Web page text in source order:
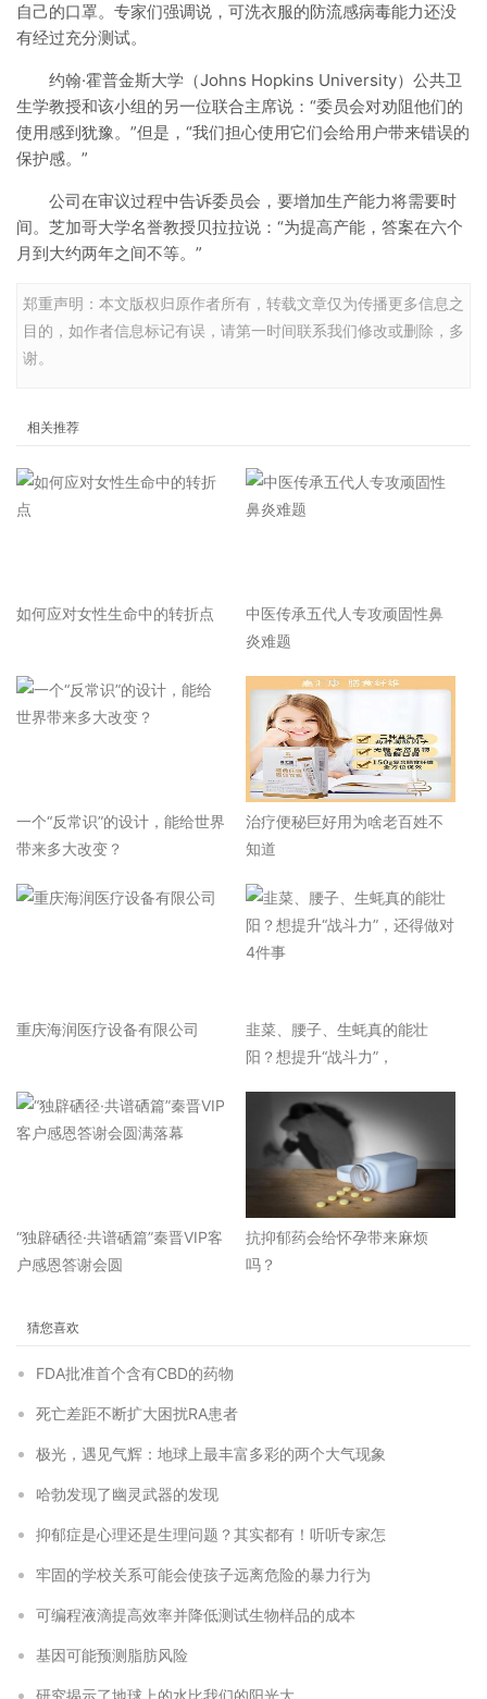
自己的口罩。专家们强调说，可洗衣服的防流感病毒能力还没
有经过充分测试。
约翰·霍普金斯大学（Johns Hopkins University）公共卫
生学教授和该小组的另一位联合主席说：“委员会对劝阻他们的
使用感到犹豫。”但是，“我们担心使用它们会给用户带来错误的
保护感。”
公司在审议过程中告诉委员会，要增加生产能力将需要时
间。芝加哥大学名誉教授贝拉拉说：“为提高产能，答案在六个
月到大约两年之间不等。”
郑重声明：本文版权归原作者所有，转载文章仅为传播更多信息之
目的，如作者信息标记有误，请第一时间联系我们修改或删除，多
谢。
相关推荐
如何应对女性生命中的转折点
中医传承五代人专攻顽固性鼻
炎难题
一个“反常识”的设计，能给世界
带来多大改变？
治疗便秘巨好用为啥老百姓不
知道
重庆海润医疗设备有限公司
韭菜、腰子、生蚝真的能壮
阳？想提升“战斗力”，
“独辟硒径·共谱硒篇”秦晋VIP客
户感恩答谢会圆
抗抑郁药会给怀孕带来麻烦
吗？
猜您喜欢
FDA批准首个含有CBD的药物
死亡差距不断扩大困扰RA患者
极光，遇见气辉：地球上最丰富多彩的两个大气现象
哈勃发现了幽灵武器的发现
抑郁症是心理还是生理问题？其实都有！听听专家怎
牢固的学校关系可能会使孩子远离危险的暴力行为
可编程液滴提高效率并降低测试生物样品的成本
基因可能预测脂肪风险
研究揭示了地球上的水比我们的阳光大